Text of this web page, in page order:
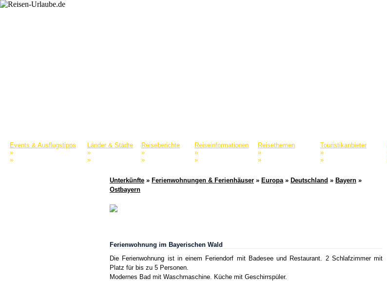
Events & Ausflugstipps Länder & Städte Reiseberichte Reiseinformationen Reisethemen Touristikanbieter
»
» » » » »
» » » » » »
Unterkünfte » Ferienwohnungen & Ferienhäuser » Europa» Deutschland » Bayern »
Ostbayern
Ferienwohnung im Bayerischen Wald
Die Ferienwohnung ist in einem Feriendorf mit Badesee und Restaurant. 2 Schlafzimmer mit
Platz für bis zu 5 Personen.
Modernes Bad mit Waschmaschine. Küche mit Geschirrspüler.